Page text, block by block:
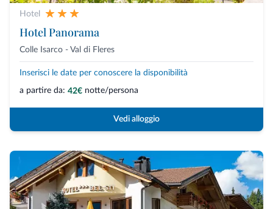
Hotel
Hotel Panorama
Colle Isarco - Val di Fleres
Inserisci le date per conoscere la disponibilità
a partire da: 42€ notte/persona
Vedi alloggio